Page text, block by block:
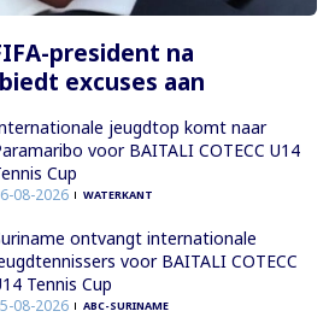
president na
excuses aan
jeugdtop komt naar
voor BAITALI COTECC U14
Cup
08-2026 WATERKANT
ontvangt internationale
voor BAITALI COTECC
Tennis Cup
08-2026 ABC-SURINAME